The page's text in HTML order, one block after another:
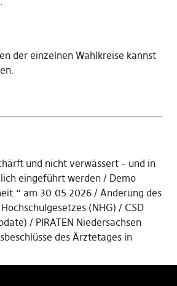
der einzelnen Wahlkreise kannst
.
und nicht verwässert – und in
eingeführt werden
Demo
am 30.05.2026
Änderung des
(NHG)
CSD
PIRATEN Niedersachsen
des Ärztetages in